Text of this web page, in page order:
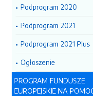
Podprogram 2020
Podprogram 2021
Podprogram 2021 Plus
Ogłoszenie
PROGRAM FUNDUSZE
EUROPEJSKIE NA